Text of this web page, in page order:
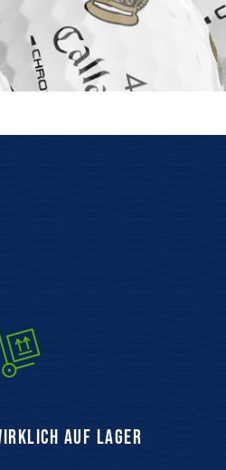
auf Lager